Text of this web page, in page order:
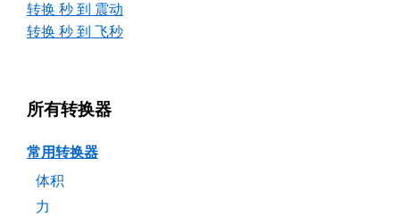
转换 秒 到 震动
转换 秒 到 飞秒
所有转换器
常用转换器
体积
力